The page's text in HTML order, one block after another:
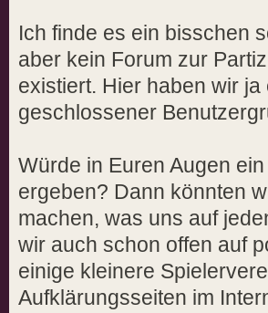
Ich finde es ein bisschen
aber kein Forum zur
existiert. Hier haben wir
geschlossener
Würde in Euren Augen
ergeben? Dann könnten
machen, was uns auf
wir auch schon offen auf
einige kleinere
Aufklärungsseiten im